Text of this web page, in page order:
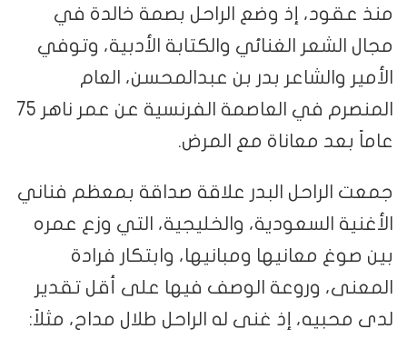
منذ عقود، إذ وضع الراحل بصمة خالدة في
مجال الشعر الغنائي والكتابة الأدبية، وتوفي
الأمير والشاعر بدر بن عبدالمحسن، العام
المنصرم في العاصمة الفرنسية عن عمر ناهر 75
عاماً بعد معاناة مع المرض.
جمعت الراحل البدر علاقة صداقة بمعظم فناني
الأغنية السعودية، والخليجية، التي وزع عمره
بين صوغ معانيها ومبانيها، وابتكار فرادة
المعنى، وروعة الوصف فيها على أقل تقدير
لدى محبيه، إذ غنى له الراحل طلال مداح، مثلاً: